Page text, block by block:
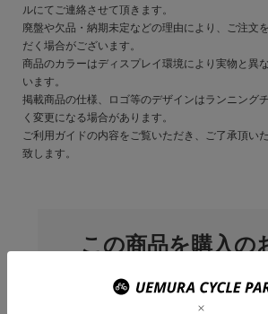
ルにてご連絡させて頂きます。
廃盤や欠品・納期未定などの理由により、ご注文
だく場合がございます。
商品のカラーはディスプレイ環境により実物と異
います。
掲載商品の仕様、ロゴ等のデザインはランニング
く変更になる場合があります。
ご利用ガイドの内容をご覧いただき、ご了承頂い
致します。
この商品を購入の
ます